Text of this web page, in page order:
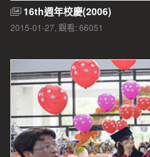
16th週年校慶(2006)
2015-01-27, 觀看: 66051